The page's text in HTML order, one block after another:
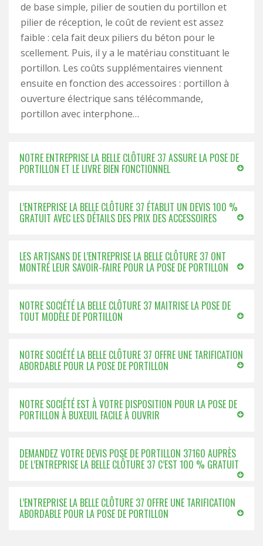
de base simple, pilier de soutien du portillon et
pilier de réception, le coût de revient est assez
faible : cela fait deux piliers du béton pour le
scellement. Puis, il y a le matériau constituant le
portillon. Les coûts supplémentaires viennent
ensuite en fonction des accessoires : portillon à
ouverture électrique sans télécommande,
portillon avec interphone…
NOTRE ENTREPRISE LA BELLE CLÔTURE 37 ASSURE LA POSE DE
PORTILLON ET LE LIVRE BIEN FONCTIONNEL
L’ENTREPRISE LA BELLE CLÔTURE 37 ÉTABLIT UN DEVIS 100 %
GRATUIT AVEC LES DÉTAILS DES PRIX DES ACCESSOIRES
LES ARTISANS DE L’ENTREPRISE LA BELLE CLÔTURE 37 ONT
MONTRÉ LEUR SAVOIR-FAIRE POUR LA POSE DE PORTILLON
NOTRE SOCIÉTÉ LA BELLE CLÔTURE 37 MAITRISE LA POSE DE
TOUT MODÈLE DE PORTILLON
NOTRE SOCIÉTÉ LA BELLE CLÔTURE 37 OFFRE UNE TARIFICATION
ABORDABLE POUR LA POSE DE PORTILLON
NOTRE SOCIÉTÉ EST À VOTRE DISPOSITION POUR LA POSE DE
PORTILLON À BUXEUIL FACILE À OUVRIR
DEMANDEZ VOTRE DEVIS POSE DE PORTILLON 37160 AUPRÈS
DE L’ENTREPRISE LA BELLE CLÔTURE 37 C’EST 100 % GRATUIT
L’ENTREPRISE LA BELLE CLÔTURE 37 OFFRE UNE TARIFICATION
ABORDABLE POUR LA POSE DE PORTILLON